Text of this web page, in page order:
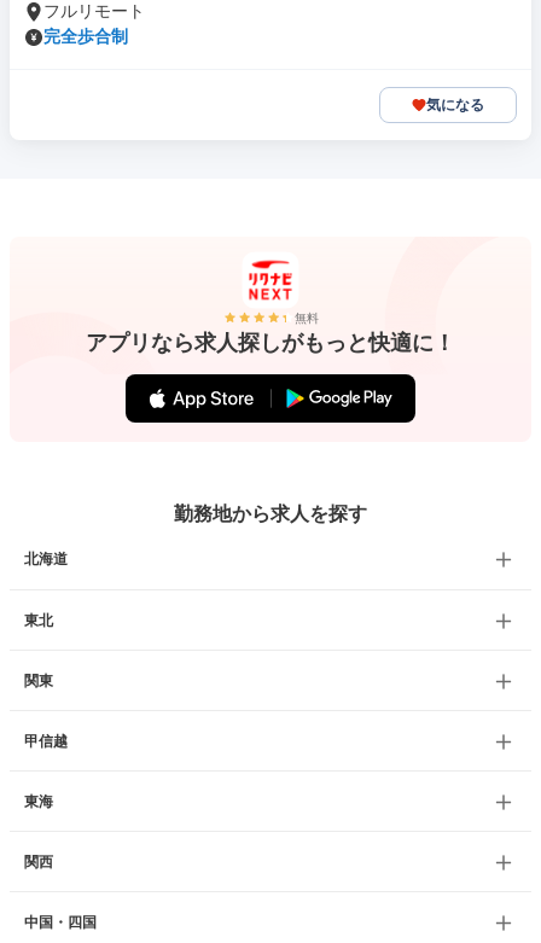
フルリモート
完全歩合制
気になる
無料
アプリなら求人探しがもっと快適に！
勤務地から求人を探す
北海道
東北
関東
甲信越
東海
関西
中国・四国